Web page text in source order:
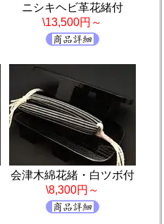
ニシキヘビ革花緒付
\13,500円～
会津木綿花緒・白ツボ付
\8,300円～